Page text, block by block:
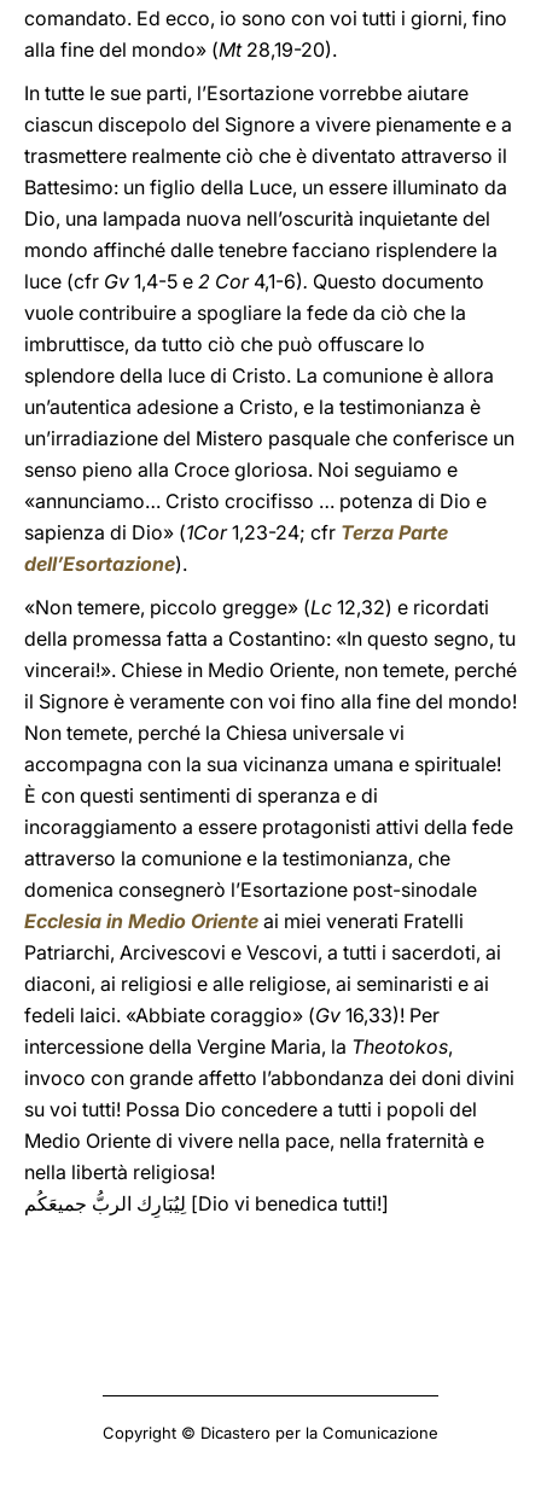
comandato. Ed ecco, io sono con voi tutti i giorni, fino
alla fine del mondo» (Mt28,19-20).
In tutte le sue parti, l’Esortazione vorrebbe aiutare
ciascun discepolo del Signore a vivere pienamente e a
trasmettere realmente ciò che è diventato attraverso il
Battesimo: un figlio della Luce, un essere illuminato da
Dio, una lampada nuova nell’oscurità inquietante del
mondo affinché dalle tenebre facciano risplendere la
luce (cfr Gv 1,4-5 e 2 Cor4,1-6). Questo documento
vuole contribuire a spogliare la fede da ciò che la
imbruttisce, da tutto ciò che può offuscare lo
splendore della luce di Cristo. La comunione è allora
un’autentica adesione a Cristo, e la testimonianza è
un’irradiazione del Mistero pasquale che conferisce un
senso pieno alla Croce gloriosa. Noi seguiamo e
«annunciamo… Cristo crocifisso … potenza di Dio e
sapienza di Dio» (1Cor1,23-24; cfr Terza Parte
dell’Esortazione).
«Non temere, piccolo gregge» (Lc 12,32) e ricordati
della promessa fatta a Costantino: «In questo segno, tu
vincerai!». Chiese in Medio Oriente, non temete, perché
il Signore è veramente con voi fino alla fine del mondo!
Non temete, perché la Chiesa universale vi
accompagna con la sua vicinanza umana e spirituale!
È con questi sentimenti di speranza e di
incoraggiamento a essere protagonisti attivi della fede
attraverso la comunione e la testimonianza, che
domenica consegnerò l’Esortazione post-sinodale
Ecclesia in Medio Oriente ai miei venerati Fratelli
Patriarchi, Arcivescovi e Vescovi, a tutti i sacerdoti, ai
diaconi, ai religiosi e alle religiose, ai seminaristi e ai
fedeli laici. «Abbiate coraggio» (Gv 16,33)! Per
intercessione della Vergine Maria, la Theotokos,
invoco con grande affetto l’abbondanza dei doni divini
su voi tutti! Possa Dio concedere a tutti i popoli del
Medio Oriente di vivere nella pace, nella fraternità e
nella libertà religiosa!
لِيُبَارِك الربُّ جميعَكُم [Dio vi benedica tutti!]
Copyright © Dicastero per la Comunicazione